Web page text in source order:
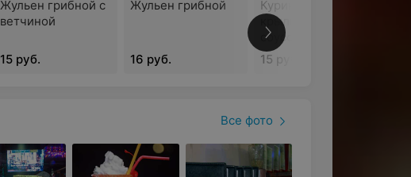
Жульен грибной с
ветчиной
15 руб.
Жульен грибной
16 руб.
Куриные
крылышки с
соусом
15 руб.
Все фото